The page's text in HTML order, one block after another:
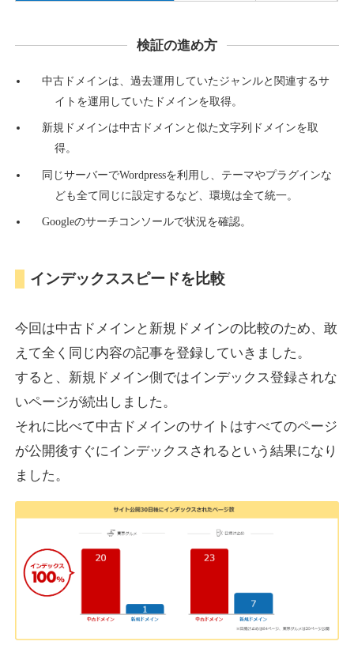
詳細を見る
countdown-x.com
ジャンル その他
39 外部リンク数479 ドメイン年齢
10,800円
詳細を見る
campus-web.jp
DA 38 外部リンク数 1151 ドメイン年齢
詳細を見る
designcrave.com
ジャンル
DA38
actagainstaids.com
ジャンルその他
DA38 外部リンク数527 ドメイン年齢26年
検証の進め方
中古ドメインは、過去運用していたジャンルと関連するサ
イトを運用していたドメインを取得。
新規ドメインは中古ドメインと似た文字列ドメインを取
得。
同じサーバーでWordpressを利用し、テーマやプラグインな
ども全て同じに設定するなど、環境は全て統一。
Googleのサーチコンソールで状況を確認。
インデックススピードを比較
今回は中古ドメインと新規ドメインの比較のため、敢
えて全く同じ内容の記事を登録していきました。
すると、新規ドメイン側ではインデックス登録されな
いページが続出しました。
それに比べて中古ドメインのサイトはすべてのページ
が公開後すぐにインデックスされるという結果になり
ました。